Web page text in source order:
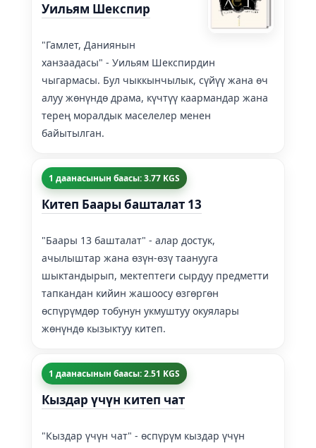
Уильям Шекспир
"Гамлет, Даниянын
ханзаадасы" - Уильям Шекспирдин
чыгармасы. Бул чыккынчылык, сүйүү жана өч
алуу жөнүндө драма, күчтүү каармандар жана
терең моралдык маселелер менен
байытылган.
1 даанасынын баасы: 3.77 KGS
Китеп Баары башталат 13
"Баары 13 башталат" - алар достук,
ачылыштар жана өзүн-өзү таанууга
шыктандырып, мектептеги сырдуу предметти
тапкандан кийин жашоосу өзгөргөн
өспүрүмдөр тобунун укмуштуу окуялары
жөнүндө кызыктуу китеп.
1 даанасынын баасы: 2.51 KGS
Кыздар үчүн китеп чат
"Кыздар үчүн чат" - өспүрүм кыздар үчүн